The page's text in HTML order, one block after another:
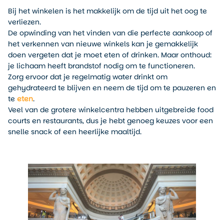
Bij het winkelen is het makkelijk om de tijd uit het oog te
verliezen.
De opwinding van het vinden van die perfecte aankoop of
het verkennen van nieuwe winkels kan je gemakkelijk
doen vergeten dat je moet eten of drinken. Maar onthoud:
je lichaam heeft brandstof nodig om te functioneren.
Zorg ervoor dat je regelmatig water drinkt om
gehydrateerd te blijven en neem de tijd om te pauzeren en
te eten.
Veel van de grotere winkelcentra hebben uitgebreide food
courts en restaurants, dus je hebt genoeg keuzes voor een
snelle snack of een heerlijke maaltijd.